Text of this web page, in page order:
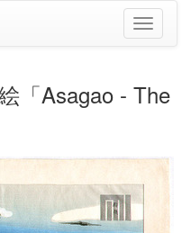
ナ
ビ
シ
り
替
え
「Asagao - The